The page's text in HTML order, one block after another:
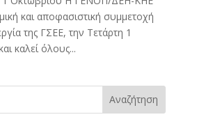
και αποφασιστική συμμετοχή
της ΓΣΕΕ, την Τετάρτη 1
καλεί όλους...
Αναζήτηση